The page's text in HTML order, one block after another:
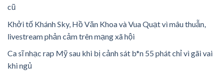
cũ
Khởi tố Khánh Sky, Hồ Văn Khoa và Vua Quạt vì mâu thuẫn,
livestream phản cảm trên mạng xã hội
Ca sĩ nhạc rap Mỹ sau khi bị cảnh sát b*n 55 phát chỉ vì gãi vai
khi ngủ